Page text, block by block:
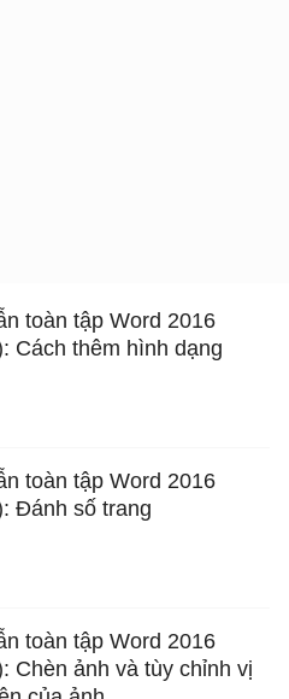
toàn tập Word 2016
Cách thêm hình dạng
toàn tập Word 2016
Đánh số trang
toàn tập Word 2016
Chèn ảnh và tùy chỉnh vị